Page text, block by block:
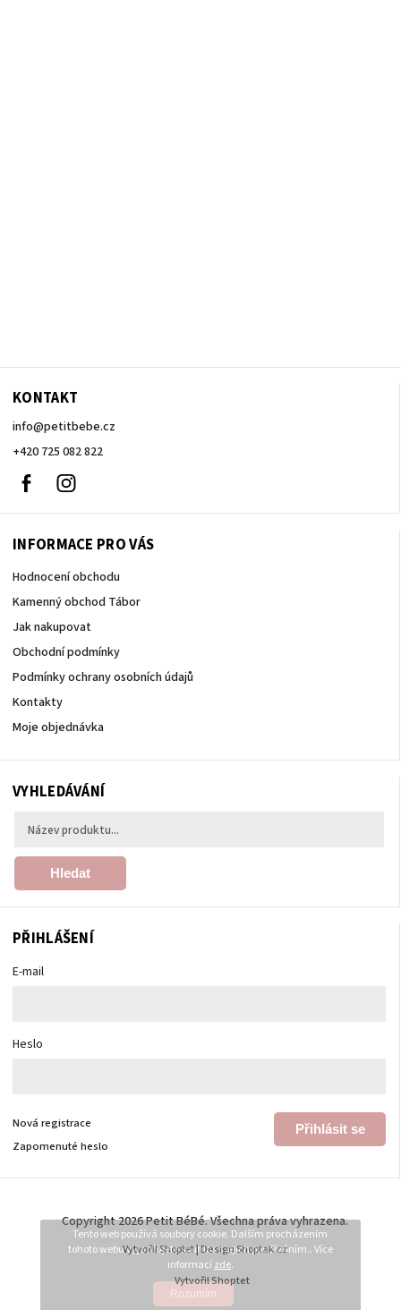
Tento web používá soubory cookie. Dalším procházením
tohoto webu vyjadřujete souhlas s jejich používáním.. Více
informacízde.
Rozumím
KONTAKT
info@petitbebe.cz
+420 725 082 822
Facebook
INFORMACE PRO VÁS
Hodnocení obchodu
Kamenný obchod Tábor
Jak nakupovat
Obchodní podmínky
Podmínky ochrany osobních údajů
Kontakty
Moje objednávka
VYHLEDÁVÁNÍ
Hledat
PŘIHLÁŠENÍ
E-mail
Heslo
Přihlásit se
Nová registrace
Zapomenuté heslo
Vytvořil Shoptet
Copyright 2026Petit BéBé. Všechna práva vyhrazena.
VytvořilShoptet| DesignShoptak.cz